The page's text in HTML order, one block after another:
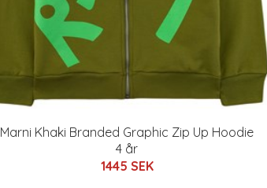
Marni Khaki Branded Graphic Zip Up Hoodie
4 år
1445 SEK